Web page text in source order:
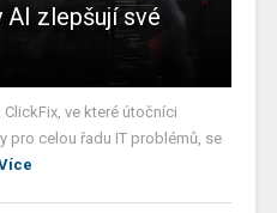
AI zlepšují své
ve které útočníci
pro celou řadu IT problémů, se